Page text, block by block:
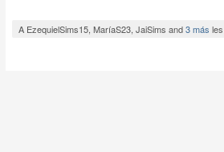
A EzequielSims15, MaríaS23, JaiSims and3 más